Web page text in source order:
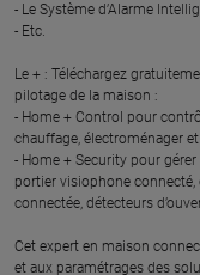
- Le Système d’Alarme
- Etc.
Le + : Téléchargez
pilotage de la maison :
- Home + Control pour
chauffage, électroménager
- Home + Security pour
portier visiophone connecté,
connectée, détecteurs
Cet expert en maison
et aux paramétrages des